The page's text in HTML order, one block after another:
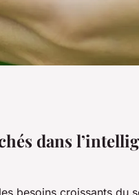
dans